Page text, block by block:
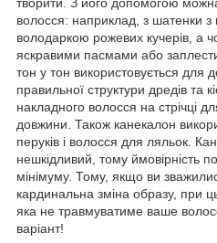
волосся: наприклад, з шатенки
володаркою рожевих кучерів, а
яскравими пасмами або
тон у тон використовується для
правильної структури дредів та
накладного волосся на стрічці
довжини. Також канекалон
перуків і волосся для ляльок.
нешкідливий, тому ймовірність
мінімуму. Тому, якщо ви
кардинальна зміна образу, при
яка не травмуватиме ваше
варіант!